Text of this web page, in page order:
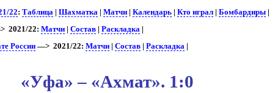
22:Таблица |Шахматка |Матчи |Календарь |Кто играл |Бомбардиры
2021/22:Матчи |Состав |Раскладка |
России —> 2021/22:Матчи |Состав |Раскладка |
«Уфа» – «Ахмат». 1:0